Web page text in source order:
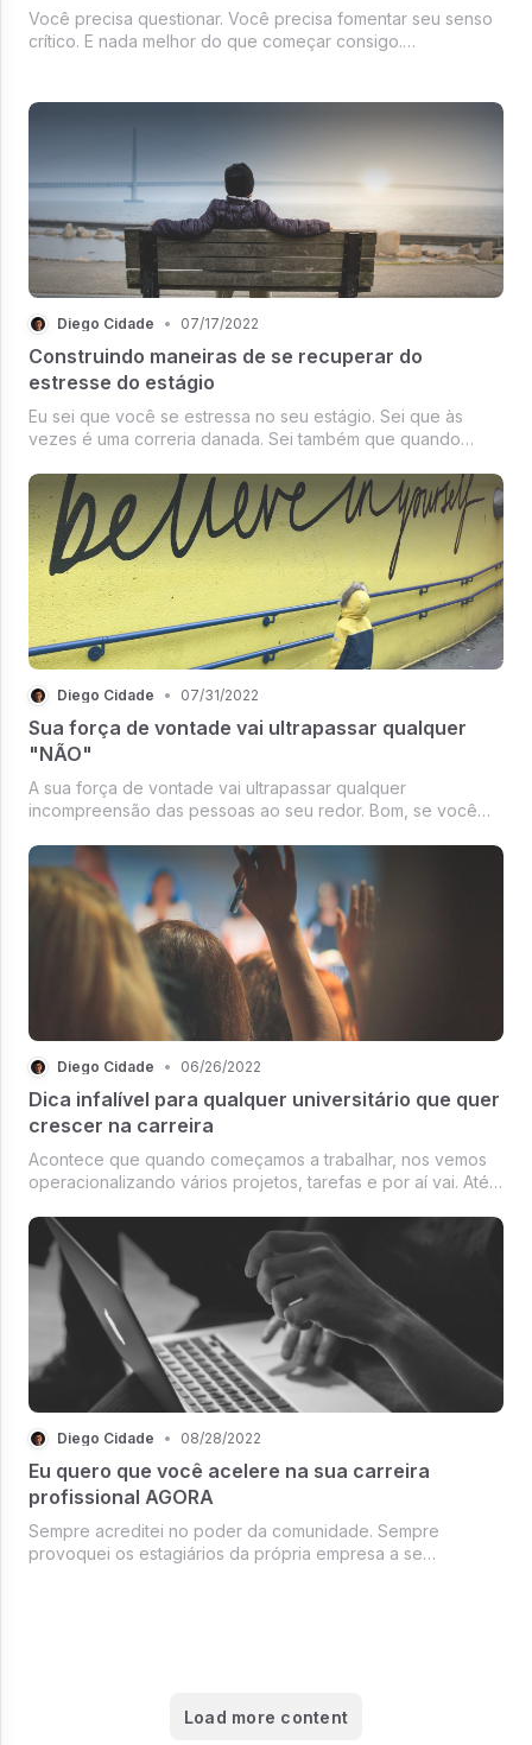
Você precisa questionar. Você precisa fomentar seu senso
crítico. E nada melhor do que começar consigo.
carreira? 3. Você costuma ter u
Diego Cidade • 07/17/2022
Construindo maneiras de se recuperar do
estresse do estágio
Eu sei que você se estressa no seu estágio. Sei que às
vezes é uma correria danada. Sei também que quando
fica apitando 😂 Então nessa Pílula do Super Estagiário 💊 a
proposta é você dissipar
Diego Cidade • 07/31/2022
Sua força de vontade vai ultrapassar qualquer
"NÃO"
A sua força de vontade vai ultrapassar qualquer
incompreensão das pessoas ao seu redor. Bom, se você
universitário. Estou com a Academia do Universitário desde
2018. Já estou quase ultrapassando aquele dad
Diego Cidade • 06/26/2022
Dica infalível para qualquer universitário que quer
crescer na carreira
Acontece que quando começamos a trabalhar, nos vemos
operacionalizando vários projetos, tarefas e por aí vai. Até
Eu por exemplo, sempre tô participando de algum curso,
Diego Cidade • 08/28/2022
Eu quero que você acelere na sua carreira
profissional AGORA
Sempre acreditei no poder da comunidade. Sempre
provoquei os estagiários da própria empresa a se
Load more content